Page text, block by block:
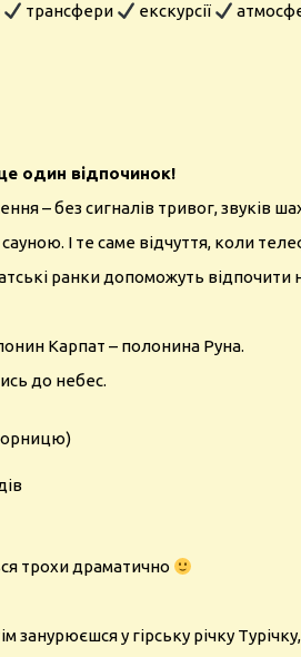
трансфери екскурсії
один відпочинок!
– без сигналів тривог, звуків
сауною. І те саме відчуття, коли
ранки допоможуть
Карпат – полонина Руна.
до небес.
трохи драматично
занурюєшся у гірську річку